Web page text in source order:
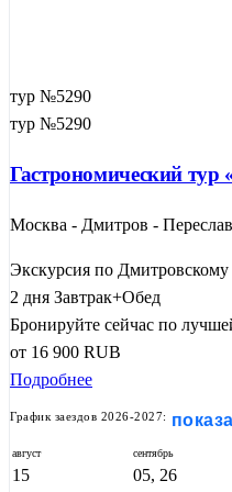
тур №5290
тур №5290
Гастрономический тур
Москва - Дмитров -
Экскурсия по
2 дня Завтрак+Обед
Бронируйте сейчас по
от 16 900 RUB
Подробнее
График заездов 2026-2027:
август
15
сентябрь
05, 26